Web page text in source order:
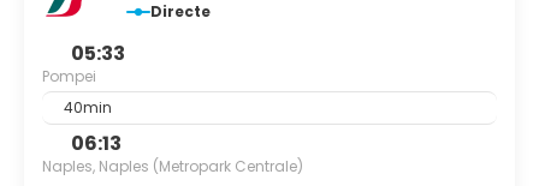
Directe
05:33
Pompei
40min
06:13
Naples, Naples (Metropark Centrale)